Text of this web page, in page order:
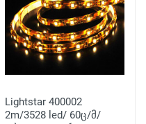
Lightstar 400002
2m/3528 led/ 60ც/მ/